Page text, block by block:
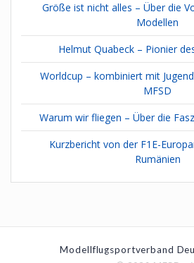
Größe ist nicht alles – Über die
Modellen
Helmut Quabeck – Pionier
Worldcup – kombiniert mit
MFSD
Warum wir fliegen – Über die
Kurzbericht von der F1E-
Rumänien
Modellflugsportverband